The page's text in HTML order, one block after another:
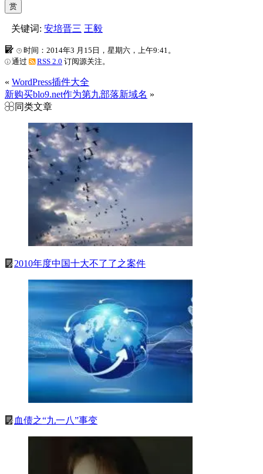
赏
关键词: 安培晋三 王毅
时间：2014年3 月15日，星期六，上午9:41。
通过
RSS 2.0 订阅源关注。
« WordPress插件大全
新购买blo9.net作为第九部落新域名 »
同类文章
2010年度中国十大不了了之案件
血债之“九一八”事变